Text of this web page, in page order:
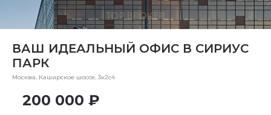
Район
Метро
Метро
Количество комнат
ВАШ ИДЕАЛЬНЫЙ ОФИС В СИРИУС
ПАРК
Москва, Каширское шоссе, 3к2с4
200 000 ₽